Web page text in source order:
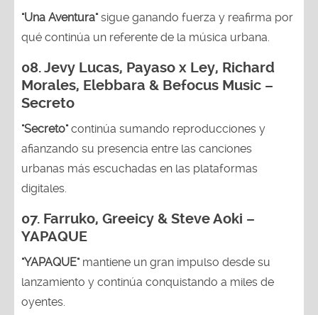
"Una Aventura"sigue ganando fuerza y reafirma por
qué continúa un referente de la música urbana.
08. Jevy Lucas, Payaso x Ley, Richard
Morales, Elebbara & Befocus Music –
Secreto
"Secreto"continúa sumando reproducciones y
afianzando su presencia entre las canciones
urbanas más escuchadas en las plataformas
digitales.
07. Farruko, Greeicy & Steve Aoki –
YAPAQUE
"YAPAQUE"mantiene un gran impulso desde su
lanzamiento y continúa conquistando a miles de
oyentes.